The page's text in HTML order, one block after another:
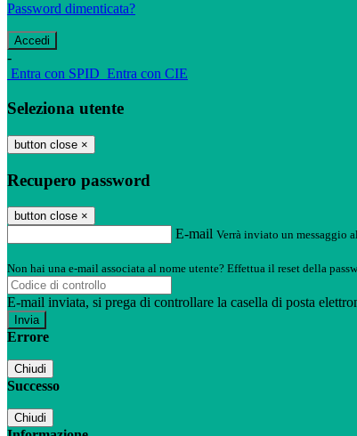
Password dimenticata?
-
Entra con SPID Entra con CIE
Seleziona utente
button close ×
Recupero password
button close ×
E-mail Verrà inviato un messaggio
Non hai una e-mail associata al nome utente? Effettua il reset della
E-mail inviata, si prega di controllare la casella di posta
Errore
Chiudi
Successo
Chiudi